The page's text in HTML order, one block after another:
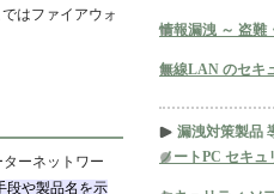
はファイアウォ
ーネットワー
段や製品名を示
情報漏洩 ～ 盗難
無線LAN のセキ
漏洩対策製品
ノートPC セキュ